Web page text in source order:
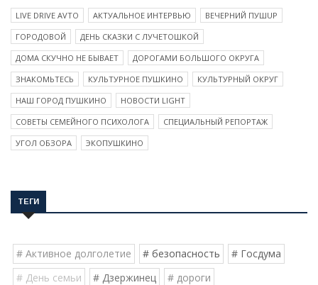
LIVE DRIVE AVTO АКТУАЛЬНОЕ ИНТЕРВЬЮ
ВЕЧЕРНИЙ ПУШUP
ГОРОДОВОЙ
ДЕНЬ СКАЗКИ С ЛУЧЕТОШКОЙ
ДОМА СКУЧНО НЕ БЫВАЕТ
ДОРОГАМИ БОЛЬШОГО ОКРУГА
ЗНАКОМЬТЕСЬ
КУЛЬТУРНОЕ ПУШКИНО
КУЛЬТУРНЫЙ ОКРУГ
НАШ ГОРОД ПУШКИНО
НОВОСТИ LIGHT
СОВЕТЫ СЕМЕЙНОГО ПСИХОЛОГА
СПЕЦИАЛЬНЫЙ РЕПОРТАЖ
УГОЛ ОБЗОРА
ЭКОПУШКИНО
ТЕГИ
# Активное долголетие # безопасность
# Госдума
# День семьи
# Дзержинец
# дороги